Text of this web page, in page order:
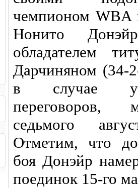
чемпионом WBA
Нонито
обладателем
Дарчиняном (34-
в случае
переговоров,
седьмого
Отметим, что до
боя Донэйр
поединок 15-го